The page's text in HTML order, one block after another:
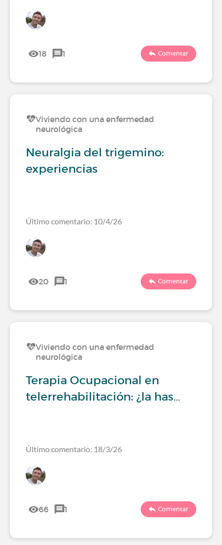
18 1 Comentar
Viviendo con una enfermedad
neurológica
Neuralgia del trigemino:
experiencias
Último comentario: 10/4/26
20 1 Comentar
Viviendo con una enfermedad
neurológica
Terapia Ocupacional en
telerrehabilitación: ¿la has…
Último comentario: 18/3/26
66 1 Comentar